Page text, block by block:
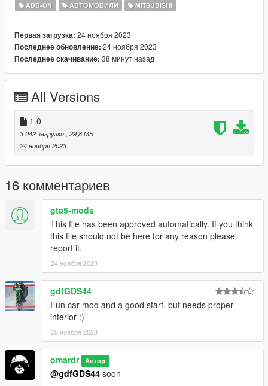
If you want me to make a custom template for you, contact me
Installation addon
1-Put the "colt" folder into the dlcpacks with exactly folder
2-Edit dlclist.xml (Grand Theft Auto
V/mods/update/update.rpf/common/data/dlclist.xml) and add a
line "dlcpacks:/colt/". To spawn the car, you can use any trainer
or
3-for example Menyoo SP
(https://github.com/MAFINS/MenyooSP/releases/download/v1.
8.1/MenyooSP.zip) by using the trainer and spawn the car with
name "colt
It is forbidden to modify the car or remove any parts"
ADD-ON АВТОМОБИЛИ MITSUBISHI
Первая загрузка: 24 ноября 2023
Последнее обновление: 24 ноября 2023
Последнее скачивание: 38 минут назад
All Versions
1.0
3 042 загрузки , 29,8 МБ
24 ноября 2023
16 комментариев
gta5-mods
This file has been approved automatically. If you think
this file should not be here for any reason please
report it.
24 ноября 2023
gdfGDS44
Fun car mod and a good start, but needs proper
interior :)
25 ноября 2023
omardr Автор
@gdfGDS44 soon